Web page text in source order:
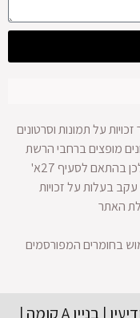
על תמונות וסרטונים
מופצים ברחבי הרשת
ולא מתאפשרת הגעה למקור החומר הויזאולי, לכן בהתאם לסעיף 27א'
בעלות על זכויות
האתר
בחומרים המפורסמים
מגדלי פלטינום | שדרות הרכס 13 מודיעין | בניין A קומה |